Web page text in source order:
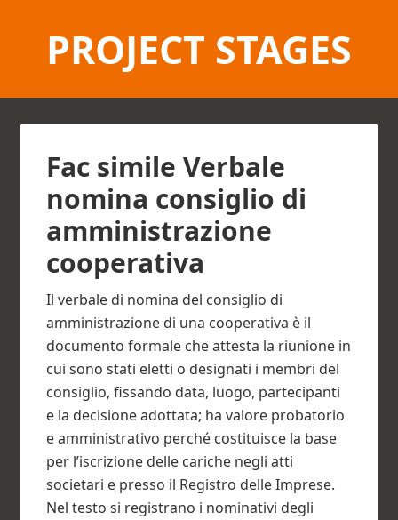
PROJECT STAGES
Fac simile Verbale
nomina consiglio di
amministrazione
cooperativa​
Il verbale di nomina del consiglio di
amministrazione di una cooperativa è il
documento formale che attesta la riunione in
cui sono stati eletti o designati i membri del
consiglio, fissando data, luogo, partecipanti
e la decisione adottata; ha valore probatorio
e amministrativo perché costituisce la base
per l’iscrizione delle cariche negli atti
societari e presso il Registro delle Imprese.
Nel testo si registrano i nominativi degli